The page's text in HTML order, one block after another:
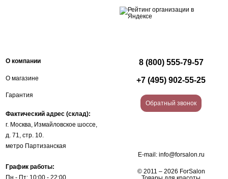
О компании
О магазине
Гарантия
Фактический адрес (склад):
г. Москва, Измайловское шоссе,
д. 71, стр. 10.
метро Партизанская
График работы:
Пн - Пт: 10:00 - 22:00
8 (800) 555-79-57
+7 (495) 902-55-25
Обратный звонок
E-mail: info@forsalon.ru
© 2011 – 2026 ForSalon